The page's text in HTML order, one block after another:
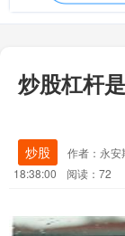
炒股杠杆
炒股 作者：永安
18:38:00
阅读：72